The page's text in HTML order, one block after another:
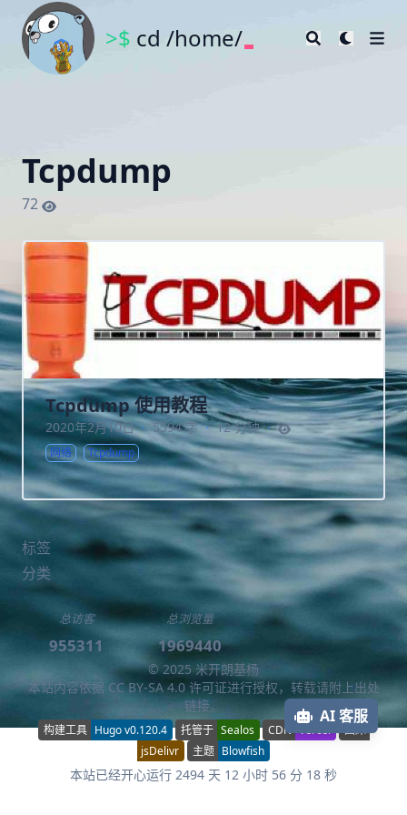
>$ cd /home/
Tcpdump
72
Tcpdump 使用教程
2020年2月10日 · 5594 字 · 12 分钟 ·
网络 Tcpdump
标签
分类
总访客
955311
总浏览量
1969440
© 2025 米开朗基杨
本站内容依据 CC BY-SA 4.0许可证进行授权，转载请附上出处
链接。
构建工具 Hugo v0.120.4 托管于 Sealos CDN Vercel
图床
jsDelivr
主题 Blowfish
本站已经开心运行 2494 天 12 小时 56 分 18 秒
AI 客服